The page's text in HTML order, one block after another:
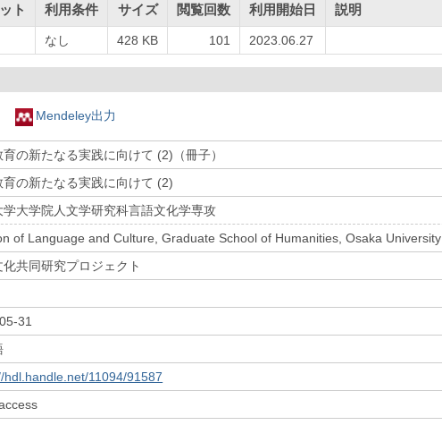
ト 利用条件 サイズ 閲覧回数 利用開始日 説明
なし 428 KB 101 2023.06.27
Mendeley出力
の新たなる実践に向けて (2)（冊子）
育の新たなる実践に向けて (2)
学大学院人文学研究科言語文化学専攻
of Language and Culture, Graduate School of Humanities, Osaka University
化共同研究プロジェクト
31
hdl.handle.net/11094/91587